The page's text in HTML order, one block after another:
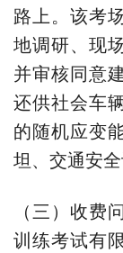
路上。该考
地调研、现
并审核同意
还供社会车
的随机应变
坦、交通安全
（三）收费
训练考试有